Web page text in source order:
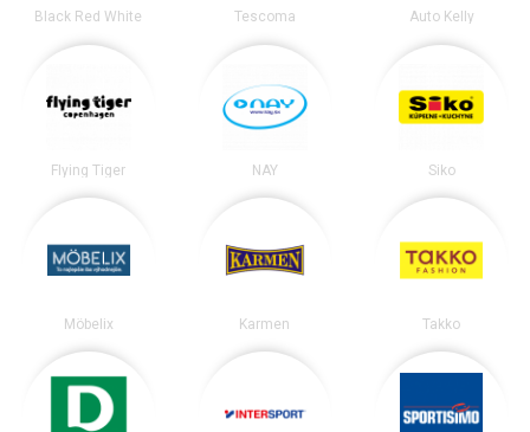
Black Red White Tescoma Auto Kelly
Flying Tiger NAY Siko
Möbelix Karmen Takko